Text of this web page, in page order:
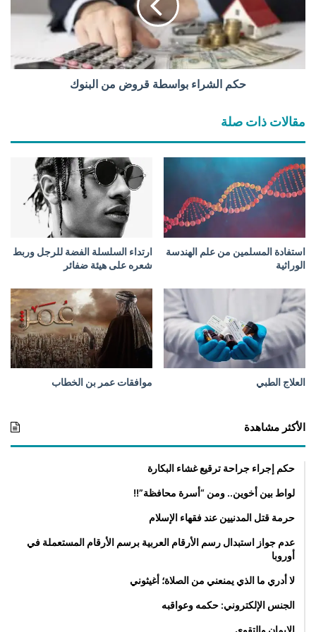
ل
م
ي
ا
ل
ن
ص
ش
ء
س
ط
ة
ق
ر
ن
ا
ب
ن
و
ك
حكم الشراء بواسطة قروض من البنوك
مقالات ذات صلة
استفادة المسلمين من علم الهندسة
الوراثية
ارتداء السلسلة الفضة للرجل وربط
شعره على هيئة ضفائر
العلاج الطبي موافقات عمر بن الخطاب
الأكثر مشاهدة
حكم إجراء جراحة ترقيع غشاء البكارة
لواط بين أخوين.. ومن “أسرة محافظة”!!
حرمة قتل المدنيين عند فقهاء الإسلام
عدم جواز استبدال رسم الأرقام العربية برسم الأرقام المستعملة في
أوروبا
لا أدري ما الذي يمنعني من الصلاة؛ أغيثوني
الجنس الإلكتروني: حكمه وعواقبه
الإيمان والتقوى